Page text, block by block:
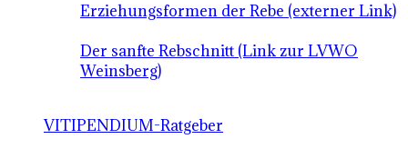
Erziehungsformen der Rebe (externer Link)
Der sanfte Rebschnitt (Link zur LVWO
Weinsberg)
VITIPENDIUM-Ratgeber